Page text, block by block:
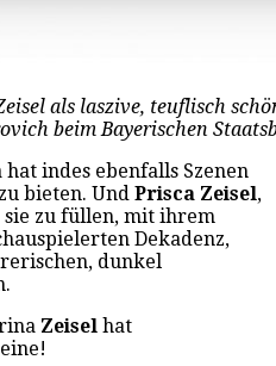
als laszive, teuflisch
beim Bayerischen
indes ebenfalls Szenen
bieten. Und Prisca Zeisel,
zu füllen, mit ihrem
Dekadenz,
dunkel
Zeisel hat